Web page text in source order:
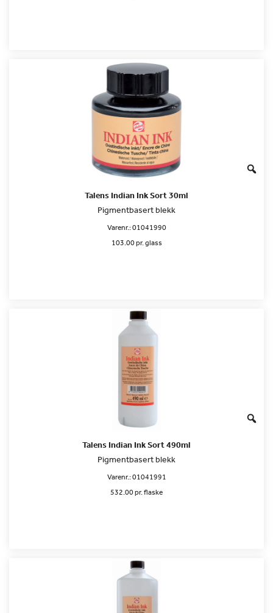
Talens Indian Ink Sort 30ml
Pigmentbasert blekk
Varenr.:01041990
103.00 pr. glass
Talens Indian Ink Sort 490ml
Pigmentbasert blekk
Varenr.:01041991
532.00 pr. flaske